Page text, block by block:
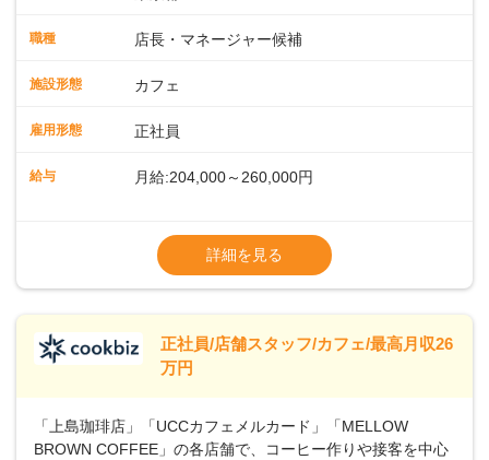
タートも安心 ◎サポート体制充実コーヒーの知識から接客マ
から40代まで幅広い年齢層が活躍しており、チームワークも
るので、スムーズに業務に馴染める環境です。「カフェの接
長として活躍を！接客業務になれたら、売上・シフト・在庫
一切無用♪一つひとつをしっかり伝えていきますので、無理の
ないペースで覚えていきましょう！さらにマネージャーへの
職種 店長・マネージャー候補
施設形態 カフェ
雇用形態 正社員
給与 月給:204,000～260,000円
ます・東日本エリア：月給21万4000～27万
※経験・スキルを考慮の上、決定します。
※別途、残業代および各種手当あり
※試用期間なし
■店長職： ・西日本／月給26万7500円
万円＋賞与(年3回)・店長職：年収410万円／
詳細を見る
正社員/店舗スタッフ/カフェ/最高月収26
万円
「上島珈琲店」「UCCカフェメルカード」「MELLOW
BROWN COFFEE」の各店舗で、コーヒー作りや接客を中心